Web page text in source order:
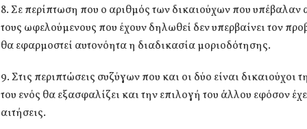
8. Σε περίπτωση που ο αριθμός των δικαιούχων που υπέβαλαν
τους ωφελούμενους που έχουν δηλωθεί δεν υπερβαίνει τον
θα εφαρμοστεί αυτονόητα η διαδικασία μοριοδότησης.
9. Στις περιπτώσεις συζύγων που και οι δύο είναι δικαιούχοι
του ενός θα εξασφαλίζει και την επιλογή του άλλου εφόσον
αιτήσεις.